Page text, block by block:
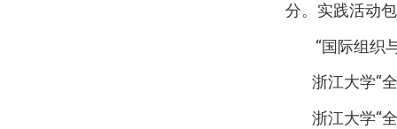
分。实践活动
“国际组织
浙江大学“
浙江大学“